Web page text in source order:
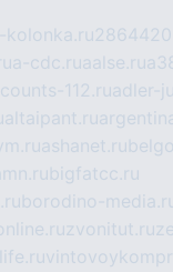
kolonka.ru
a-cdc.ruaalse.ru
112.ruadler-
altaipant.ru
ashanet.ru
bigfatcc.ru
borodino-
zvonitut.ru